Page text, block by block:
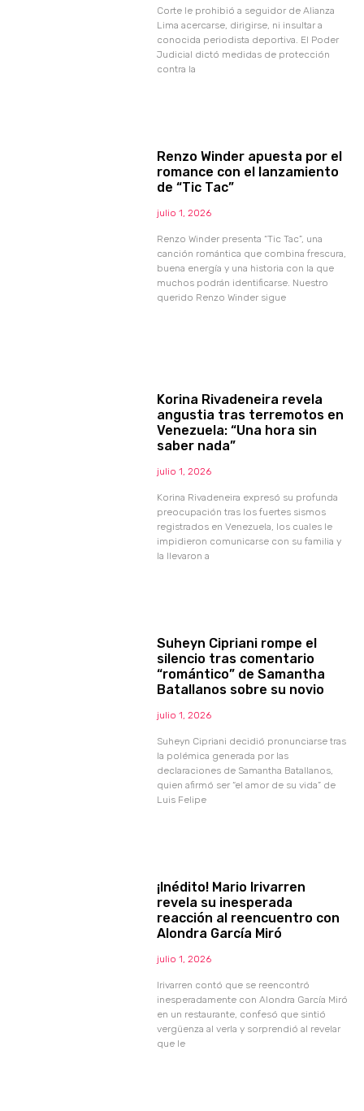
Corte le prohibió a seguidor de Alianza
Lima acercarse, dirigirse, ni insultar a
conocida periodista deportiva. El Poder
Judicial dictó medidas de protección
contra la
Renzo Winder apuesta por el
romance con el lanzamiento
de “Tic Tac”
julio 1, 2026
Renzo Winder presenta “Tic Tac”, una
canción romántica que combina frescura,
buena energía y una historia con la que
muchos podrán identificarse. Nuestro
querido Renzo Winder sigue
Korina Rivadeneira revela
angustia tras terremotos en
Venezuela: “Una hora sin
saber nada”
julio 1, 2026
Korina Rivadeneira expresó su profunda
preocupación tras los fuertes sismos
registrados en Venezuela, los cuales le
impidieron comunicarse con su familia y
la llevaron a
Suheyn Cipriani rompe el
silencio tras comentario
“romántico” de Samantha
Batallanos sobre su novio
julio 1, 2026
Suheyn Cipriani decidió pronunciarse tras
la polémica generada por las
declaraciones de Samantha Batallanos,
quien afirmó ser “el amor de su vida” de
Luis Felipe
¡Inédito! Mario Irivarren
revela su inesperada
reacción al reencuentro con
Alondra García Miró
julio 1, 2026
Irivarren contó que se reencontró
inesperadamente con Alondra García Miró
en un restaurante, confesó que sintió
vergüenza al verla y sorprendió al revelar
que le